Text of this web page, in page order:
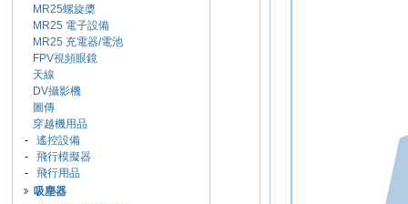
MR25螺旋槳
MR25 電子設備
MR25 充電器/電池
FPV視頻眼鏡
天線
DV攝影機
圖傳
穿越機用品
- 遙控設備
- 飛行模擬器
- 飛行用品
吸塵器